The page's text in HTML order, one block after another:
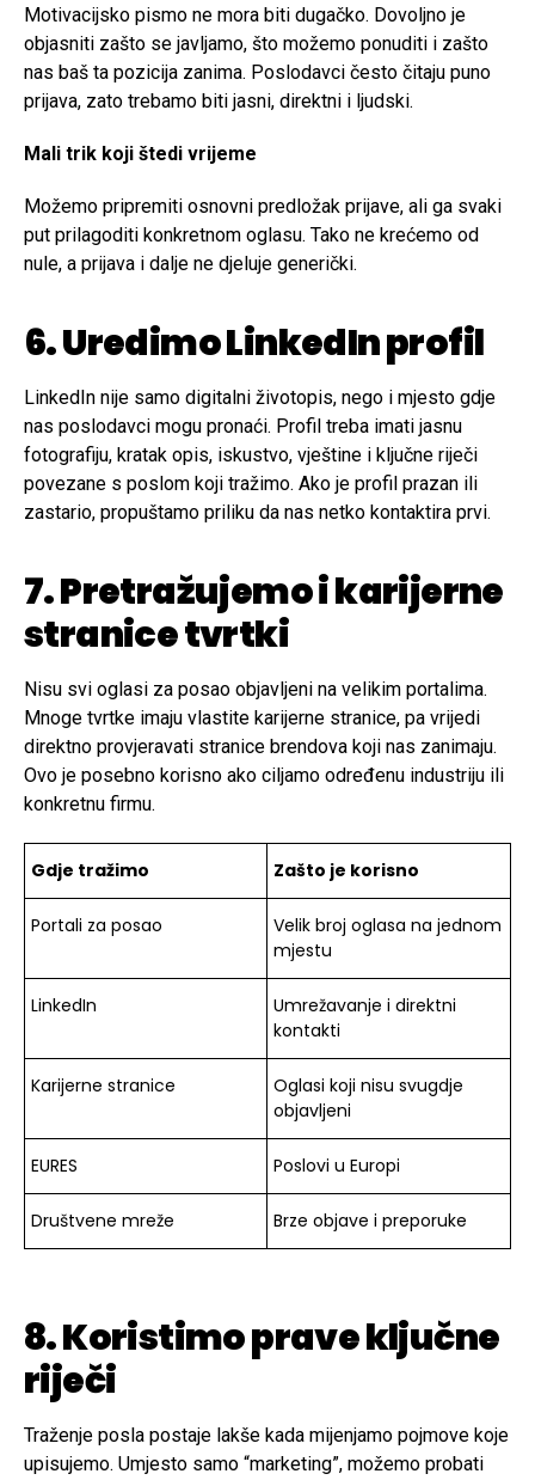
Motivacijsko pismo ne mora biti dugačko. Dovoljno je
objasniti zašto se javljamo, što možemo ponuditi i zašto
nas baš ta pozicija zanima. Poslodavci često čitaju puno
prijava, zato trebamo biti jasni, direktni i ljudski.
Mali trik koji štedi vrijeme
Možemo pripremiti osnovni predložak prijave, ali ga svaki
put prilagoditi konkretnom oglasu. Tako ne krećemo od
nule, a prijava i dalje ne djeluje generički.
6. Uredimo LinkedIn profil
LinkedIn nije samo digitalni životopis, nego i mjesto gdje
nas poslodavci mogu pronaći. Profil treba imati jasnu
fotografiju, kratak opis, iskustvo, vještine i ključne riječi
povezane s poslom koji tražimo. Ako je profil prazan ili
zastario, propuštamo priliku da nas netko kontaktira prvi.
7. Pretražujemo i karijerne
stranice tvrtki
Nisu svi oglasi za posao objavljeni na velikim portalima.
Mnoge tvrtke imaju vlastite karijerne stranice, pa vrijedi
direktno provjeravati stranice brendova koji nas zanimaju.
Ovo je posebno korisno ako ciljamo određenu industriju ili
konkretnu firmu.
Gdje tražimo Zašto je korisno
Portali za posao
Velik broj oglasa na jednom
mjestu
LinkedIn
Umrežavanje i direktni
kontakti
Karijerne stranice
Oglasi koji nisu svugdje
objavljeni
EURES Poslovi u Europi
Društvene mreže Brze objave i preporuke
8. Koristimo prave ključne
riječi
Traženje posla postaje lakše kada mijenjamo pojmove koje
upisujemo. Umjesto samo “marketing”, možemo probati